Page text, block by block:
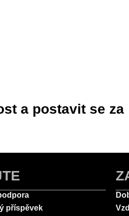
a postavit se za
příspěvek